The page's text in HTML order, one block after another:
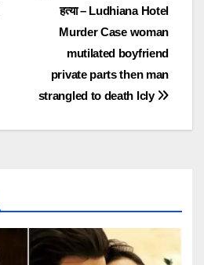
हत्या – Ludhiana Hotel
Murder Case woman
mutilated boyfriend
private parts then man
strangled to death lcly